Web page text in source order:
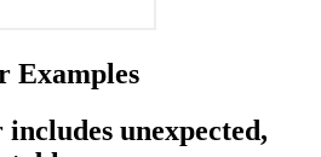
Examples
includes unexpected,